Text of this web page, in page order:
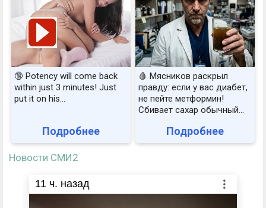
🔞 Potency will come back
within just 3 minutes! Just
put it on his…
Подробнее
🩸 Мясников раскрыл
правду: если у вас диабет,
не пейте метформин!
Сбивает сахар обычный...
Подробнее
Новости СМИ2
11 ч. назад